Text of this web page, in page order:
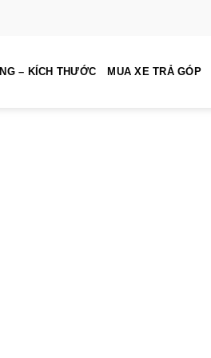
– KÍCH THƯỚC MUA XE TRẢ GÓP